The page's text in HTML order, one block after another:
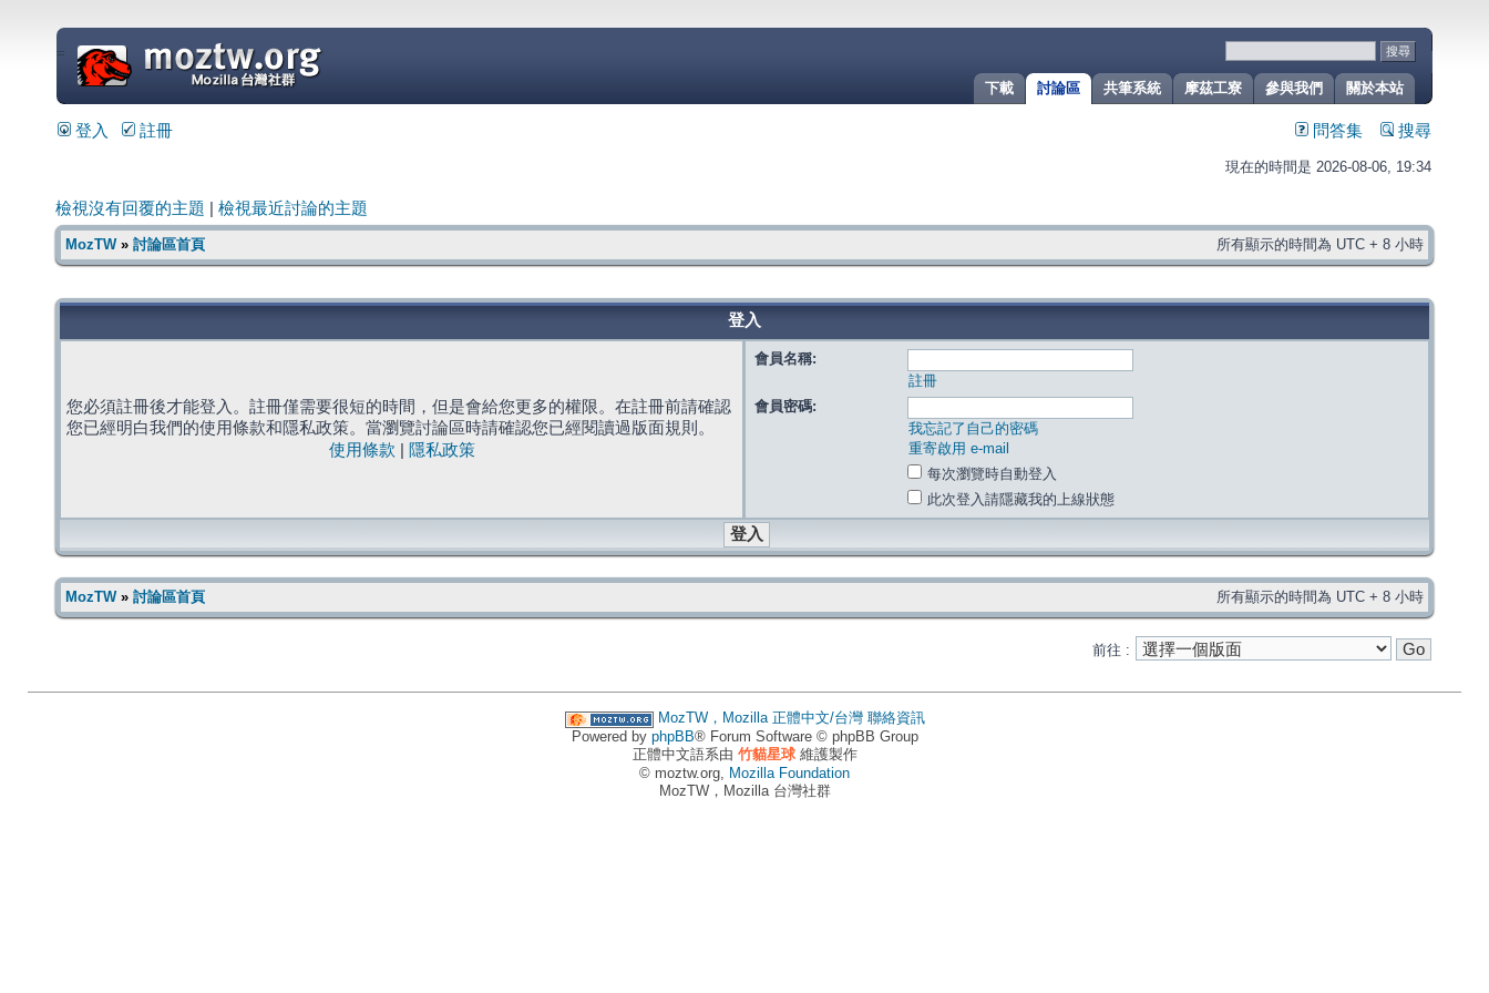
關於本站
參與我們
摩茲工寮
共筆系統
討論區
下載
=
登入 註冊 問答集 搜尋
現在的時間是 2026-08-06, 19:34
檢視沒有回覆的主題 檢視最近討論的主題
MozTW» 討論區首頁 所有顯示的時間為 UTC + 8 小時
登入
您必須註冊後才能登入。註冊僅需要很短的時間，但是會給您更多的權限。在註冊前請確認
您已經明白我們的使用條款和隱私政策。當瀏覽討論區時請確認您已經閱讀過版面規則。
使用條款
隱私政策
會員名稱:
註冊
會員密碼:
我忘記了自己的密碼
重寄啟用 e-mail
每次瀏覽時自動登入
此次登入請隱藏我的上線狀態
MozTW» 討論區首頁 所有顯示的時間為 UTC + 8 小時
前往 :
MozTW，Mozilla 正體中文/台灣 聯絡資訊
Powered by phpBB® Forum Software © phpBB Group
正體中文語系由 竹貓星球維護製作
© moztw.org, Mozilla Foundation
MozTW，Mozilla 台灣社群